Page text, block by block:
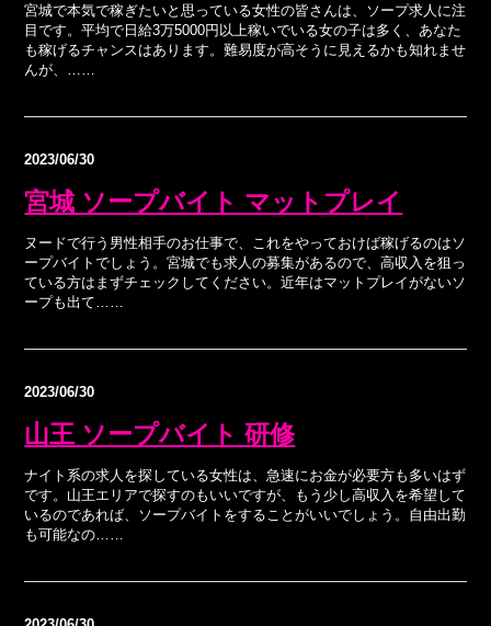
宮城で本気で稼ぎたいと思っている女性の皆さんは、ソープ求人に注
目です。平均で日給3万5000円以上稼いでいる女の子は多く、あなた
も稼げるチャンスはあります。難易度が高そうに見えるかも知れませ
んが、……
2023/06/30
宮城 ソープバイト マットプレイ
ヌードで行う男性相手のお仕事で、これをやっておけば稼げるのはソ
ープバイトでしょう。宮城でも求人の募集があるので、高収入を狙っ
ている方はまずチェックしてください。近年はマットプレイがないソ
ープも出て……
2023/06/30
山王 ソープバイト 研修
ナイト系の求人を探している女性は、急速にお金が必要方も多いはず
です。山王エリアで探すのもいいですが、もう少し高収入を希望して
いるのであれば、ソープバイトをすることがいいでしょう。自由出勤
も可能なの……